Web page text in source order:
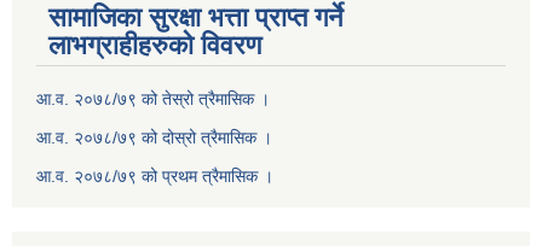
सामाजिका सुरक्षा भत्ता प्राप्त गर्ने
लाभग्राहीहरुको विवरण
आ.व. २०७८/७९ को तेस्रो त्रैमासिक ।
आ.व. २०७८/७९ को दोस्रो त्रैमासिक ।
आ.व. २०७८/७९ को प्रथम त्रैमासिक ।